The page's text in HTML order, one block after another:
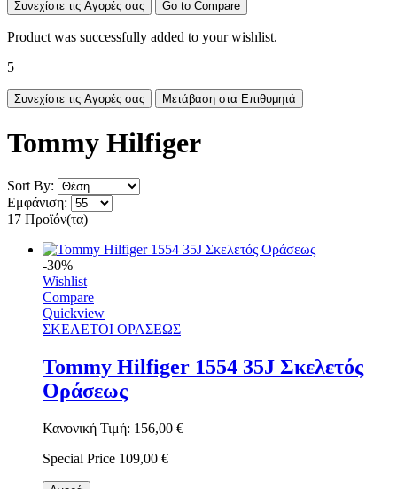
Συνεχίστε τις Αγορές σας Go to Compare
Product was successfully added to your wishlist.
5
Συνεχίστε τις Αγορές σας Μετάβαση στα Επιθυμητά
Tommy Hilfiger
Sort By:
Εμφάνιση:
17 Προϊόν(τα)
-30%
Wishlist
Compare
Quickview
ΣΚΕΛΕΤΟΙ ΟΡΑΣΕΩΣ
Tommy Hilfiger 1554 35J Σκελετός
Οράσεως
Κανονική Τιμή: 156,00 €
Special Price 109,00 €